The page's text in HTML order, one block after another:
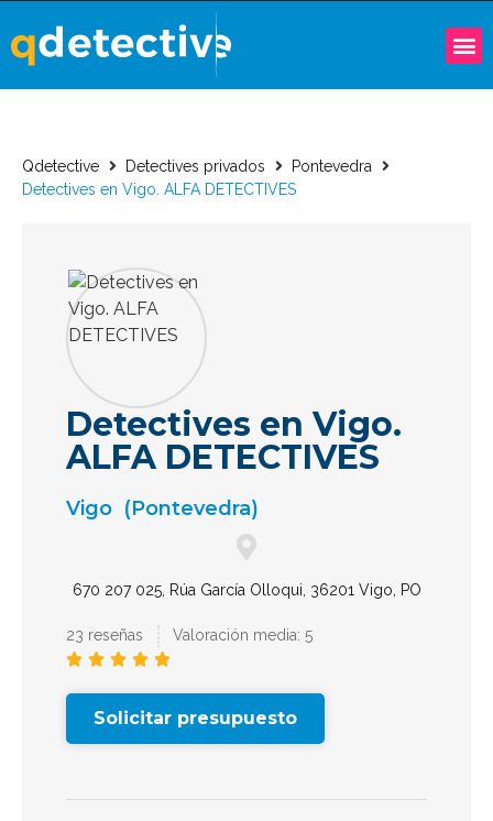
Qdetective Detectives privados
Pontevedra
Detectives en Vigo. ALFA DETECTIVES
Detectives en Vigo.
ALFA DETECTIVES
Vigo (Pontevedra)
670 207 025, Rúa García Olloqui, 36201 Vigo, PO
23 reseñas Valoración media: 5
    
Solicitar presupuesto